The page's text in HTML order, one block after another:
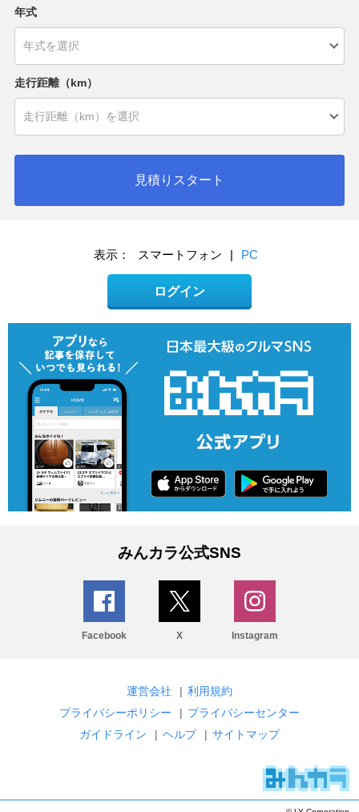
年式
走行距離（km）
見積りスタート
表示： スマートフォン | PC
ログイン
みんカラ公式SNS
Facebook X Instagram
運営会社 | 利用規約
プライバシーポリシー
| プライバシーセンター
ガイドライン
| ヘルプ | サイトマップ